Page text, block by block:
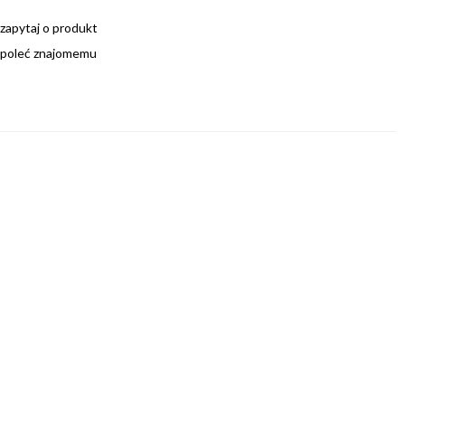
zapytaj o produkt
poleć znajomemu